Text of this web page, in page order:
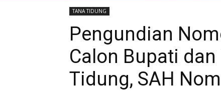
TANA TIDUNG
Pengundian
Calon Bupati
Tidung, SAH